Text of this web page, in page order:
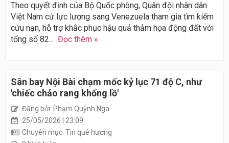
Theo quyết định của Bộ Quốc phòng, Quân đội nhân dân
Việt Nam cử lực lượng sang Venezuela tham gia tìm kiếm
cứu nạn, hỗ trợ khắc phục hậu quả thảm họa động đất với
tổng số 82... Đọc thêm »
Sân bay Nội Bài chạm mốc kỷ lục 71 độ C, như
'chiếc chảo rang khổng lồ'
Đăng bởi: Phạm Quỳnh Nga
25/05/2026 | 23:09
Chuyên mục: Tin quê hương